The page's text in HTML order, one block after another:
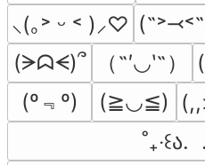
⸜(｡˃ ᵕ ˂ )⸝♡
(ᗒᗣᗕ)՞
（˶′◡‵˶）
(º﹃º)
(≧◡≦)
˚₊‧꒰ა.